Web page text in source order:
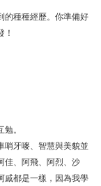
的種種經歷。你準備好
。
哨牙嘜、智慧與美貌並
佳、阿飛、阿烈、沙
戚都是一樣，因為我學